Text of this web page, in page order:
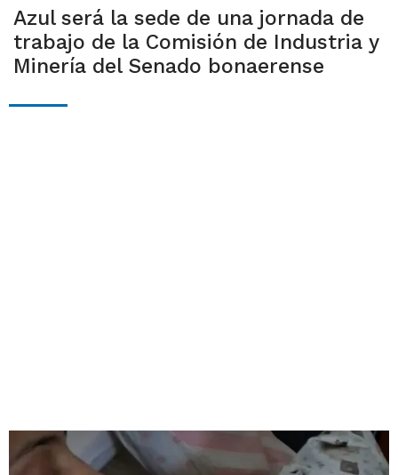
Azul será la sede de una jornada de
trabajo de la Comisión de Industria y
Minería del Senado bonaerense